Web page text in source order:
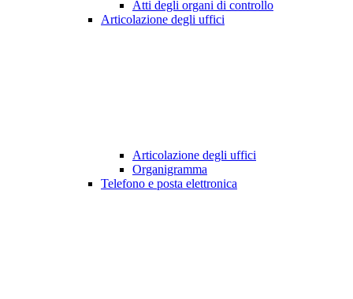
Atti degli organi di controllo
Articolazione degli uffici
Articolazione degli uffici
Organigramma
Telefono e posta elettronica